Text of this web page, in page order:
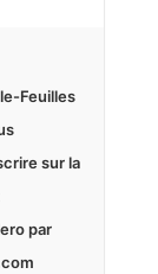
Feuilles
sur la
par